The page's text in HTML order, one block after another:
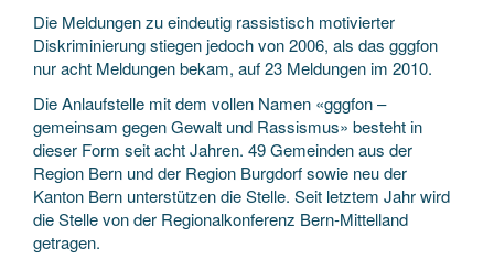
Die Meldungen zu eindeutig rassistisch motivierter
Diskriminierung stiegen jedoch von 2006, als das gggfon
nur acht Meldungen bekam, auf 23 Meldungen im 2010.
Die Anlaufstelle mit dem vollen Namen «gggfon –
gemeinsam gegen Gewalt und Rassismus» besteht in
dieser Form seit acht Jahren. 49 Gemeinden aus der
Region Bern und der Region Burgdorf sowie neu der
Kanton Bern unterstützen die Stelle. Seit letztem Jahr wird
die Stelle von der Regionalkonferenz Bern-Mittelland
getragen.